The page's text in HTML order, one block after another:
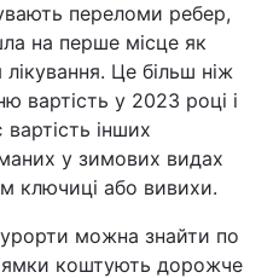
переломи ребер,
на перше місце як
Це більш ніж
вартість у 2023 році і
інших
у зимових видах
ключиці або вивихи.
можна знайти по
коштують дорожче